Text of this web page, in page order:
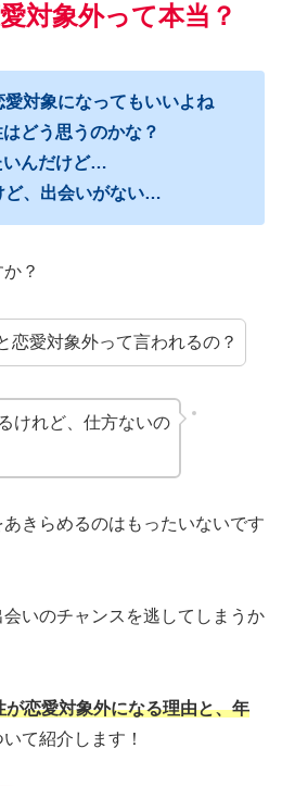
対象外って本当？
愛対象になってもいいよね
どう思うのかな？
いんだけど…
ど、出会いがない…
？
恋愛対象外って言われるの？
けれど、仕方ないの
きらめるのはもったいないです
いのチャンスを逃してしまうか
が恋愛対象外になる理由と、年
て紹介します！